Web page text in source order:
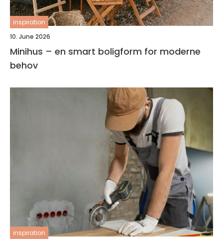
inspiration
10. June 2026
Minihus – en smart boligform for moderne
behov
inspiration